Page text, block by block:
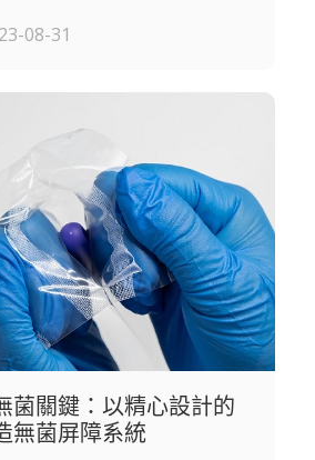
08-31
菌關鍵：以精心設計的
無菌屏障系統